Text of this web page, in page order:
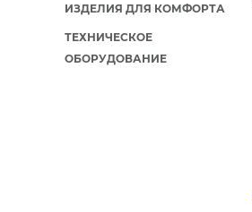
ИЗДЕЛИЯ ДЛЯ КОМФОРТА
ТЕХНИЧЕСКОЕ
ОБОРУДОВАНИЕ